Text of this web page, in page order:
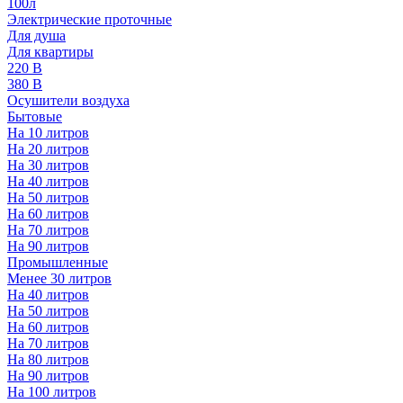
100л
Электрические проточные
Для душа
Для квартиры
220 В
380 В
Осушители воздуха
Бытовые
На 10 литров
На 20 литров
На 30 литров
На 40 литров
На 50 литров
На 60 литров
На 70 литров
На 90 литров
Промышленные
Менее 30 литров
На 40 литров
На 50 литров
На 60 литров
На 70 литров
На 80 литров
На 90 литров
На 100 литров